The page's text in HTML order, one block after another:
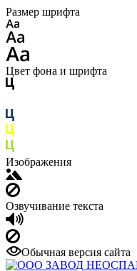
Размер шрифта
Цвет фона и шрифта
Изображения
Озвучивание текста
Обычная версия сайта